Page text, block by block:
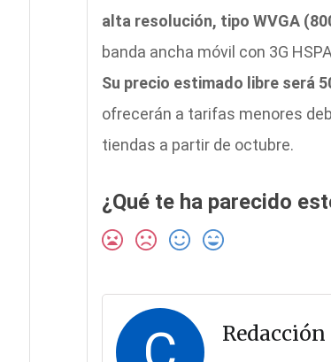
alta resolución, tipo WVGA
banda ancha móvil con 3G
Su precio estimado libre será
ofrecerán a tarifas menores
tiendas a partir de octubre.
¿Qué te ha parecido